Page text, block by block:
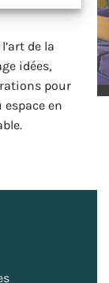
de la
idées,
pour
en